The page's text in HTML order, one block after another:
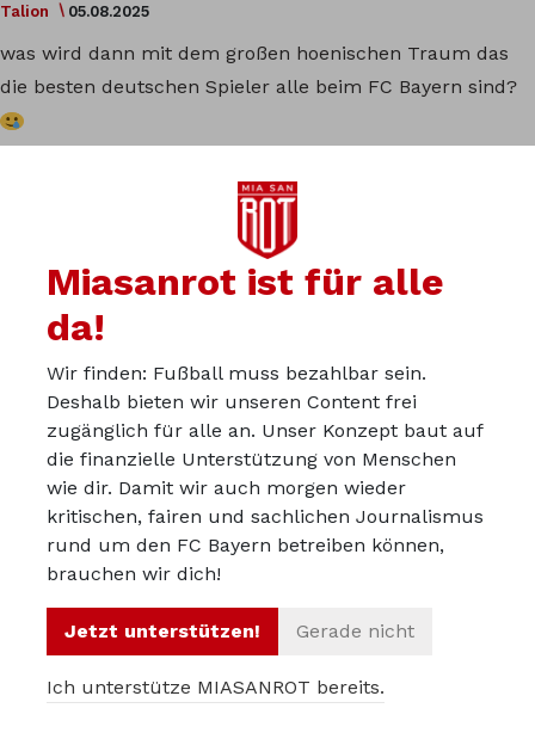
Talion 05.08.2025
was wird dann mit dem großen hoenischen Traum das
die besten deutschen Spieler alle beim FC Bayern sind?
Hoeneß geht ebenfalss nach Argentinien, nennt sich ab
sofort Ulrico Gómez Hónes und wird nebenbei Rinder-
BayernExpat 05.08.2025
Wir haben ja die letzten Jahre schon erleben dürfen dass
dies etwas schwierig wird wenn die N11 nicht mit grob
gesagt ‘WM Halbfinale Material’ gefüllt ist.
05.08.2025
Miasanrot ist für alle
da!
Wir finden: Fußball muss bezahlbar sein.
Deshalb bieten wir unseren Content frei
zugänglich für alle an. Unser Konzept baut auf
die finanzielle Unterstützung von Menschen
wie dir. Damit wir auch morgen wieder
kritischen, fairen und sachlichen Journalismus
rund um den FC Bayern betreiben können,
brauchen wir dich!
Jetzt unterstützen! Gerade nicht
Ich unterstütze MIASANROT bereits.